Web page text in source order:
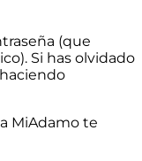
(que
Si has olvidado
MiAdamo te